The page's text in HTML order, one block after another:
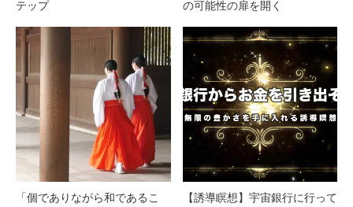
テップ の可能性の扉を開く
「個でありながら和であるこ
【誘導瞑想】宇宙銀行に行って